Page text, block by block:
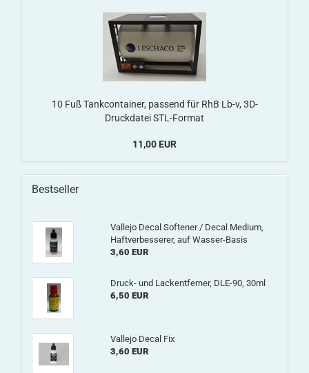
10 Fuß Tankcontainer, passend für RhB Lb-v, 3D-
Druckdatei STL-Format
11,00 EUR
Bestseller
Vallejo Decal Softener / Decal Medium,
Haftverbesserer, auf Wasser-Basis
3,60 EUR
Druck- und Lackentferner, DLE-90, 30ml
6,50 EUR
Vallejo Decal Fix
3,60 EUR